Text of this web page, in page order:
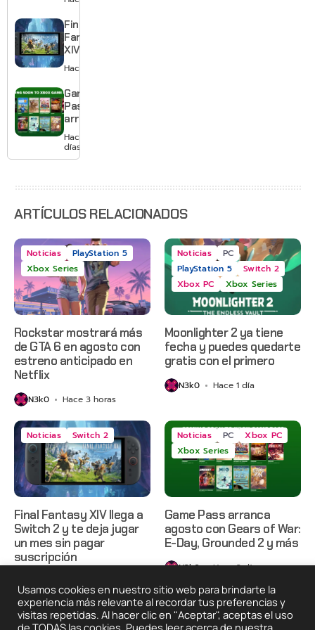
quedarte
gratis con
el primero
Final
Fantasy
XIV llega a
Switch 2 y
te deja
jugar un
mes sin
pagar
suscripción
Hace 2 días
Game
Pass
arranca
agosto
con
Gears of
2 y más
Hace 2
días
ARTÍCULOS RELACIONADOS
Noticias
PlayStation 5
Xbox Series
Rockstar mostrará más
de GTA 6 en agosto con
estreno anticipado en
Netflix
N3k0 Hace 3 horas
Noticias
PC
PlayStation 5
Switch 2
Xbox PC
Xbox Series
Moonlighter 2 ya tiene
fecha y puedes quedarte
gratis con el primero
N3k0 Hace 1 día
Noticias Switch 2
Final Fantasy XIV llega a
Switch 2 y te deja jugar
un mes sin pagar
suscripción
Noticias PC
Xbox PC
Xbox Series
Game Pass arranca
agosto con Gears of War:
E-Day, Grounded 2 y más
N3k0 Hace 2 días
Usamos cookies en nuestro sitio web para brindarte la
experiencia más relevante al recordar tus preferencias y
visitas repetidas. Al hacer clic en "Aceptar", aceptas el uso
de TODAS las cookies. Puedes leer acerca de nuestra